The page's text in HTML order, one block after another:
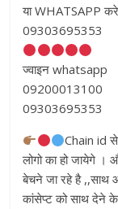
या WHATSAPP करे
09303695353
ज्वाइन whatsapp
09200013100
09303695353
Chain id से
लोगो का हो जायेगे ।
बेचने जा रहे है ,,साथ
कांसेप्ट को साथ देने